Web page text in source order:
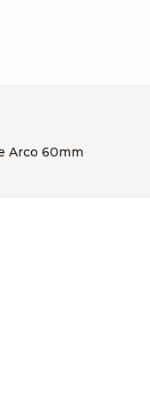
Arco 60mm